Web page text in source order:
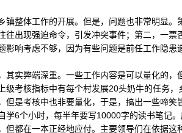
整体工作的开展。但是，问题也非常明显。
往出现强迫命令，引发冲突事件；第二，一
响考虑不够，因为有些问题是前任工作隐患
实弊端深重。一些工作内容是可以量化的，
级考核指标中有每个村发展20头奶牛的任务
是考核中也非要量化，于是，搞出一些啼笑
学6个小时，每半年要写10000字的读书笔记
都在一本正经地应付。主要领导们在依据这